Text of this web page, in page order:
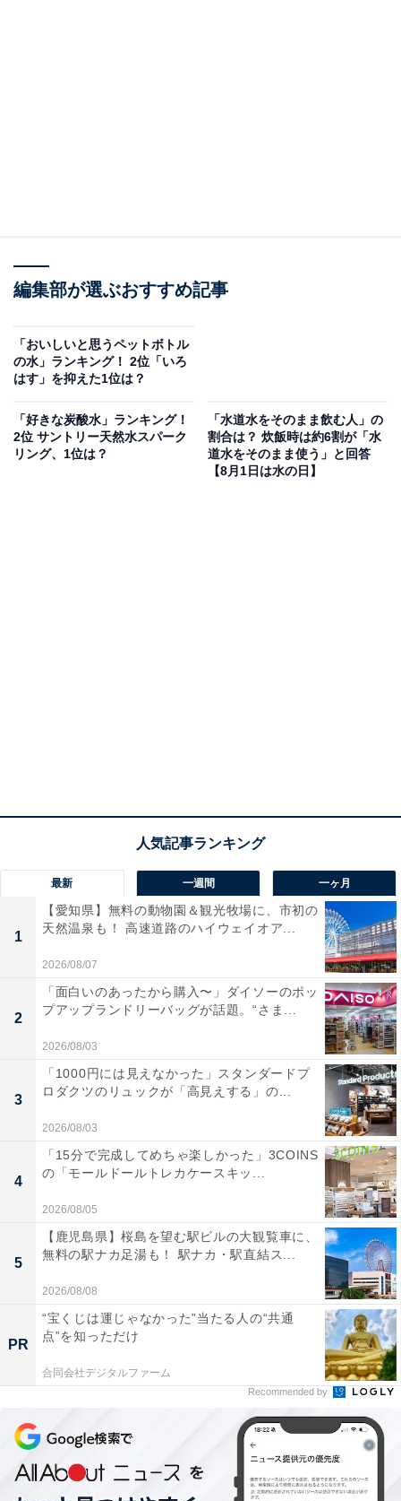
編集部が選ぶおすすめ記事
「おいしいと思うペットボトル
の水」ランキング！ 2位「いろ
はす」を抑えた1位は？
「好きな炭酸水」ランキング！
2位 サントリー天然水スパーク
リング、1位は？
「水道水をそのまま飲む人」の
割合は？ 炊飯時は約6割が「水
道水をそのまま使う」と回答
【8月1日は水の日】
最新 一週間 一ヶ月
1
【愛知県】無料の動物園＆観光牧場に、市初の
天然温泉も！ 高速道路のハイウェイオア...
2026/08/07
2
「面白いのあったから購入〜」ダイソーのポッ
プアップランドリーバッグが話題。“さま...
2026/08/03
3
「1000円には見えなかった」スタンダードプ
ロダクツのリュックが「高見えする」の...
2026/08/03
4
「15分で完成してめちゃ楽しかった」3COINS
の「モールドールトレカケースキッ...
2026/08/05
5
【鹿児島県】桜島を望む駅ビルの大観覧車に、
無料の駅ナカ足湯も！ 駅ナカ・駅直結ス...
2026/08/08
PR
“宝くじは運じゃなかった”当たる人の“共通
点”を知っただけ
合同会社デジタルファーム
Recommended by